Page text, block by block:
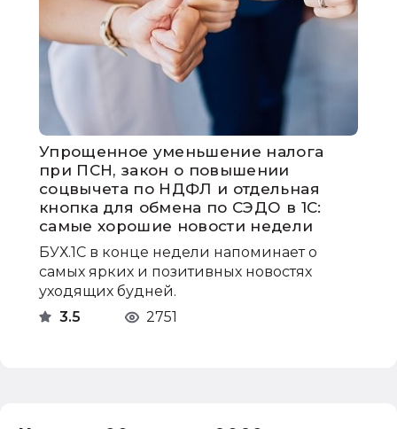
Упрощенное уменьшение налога
при ПСН, закон о повышении
соцвычета по НДФЛ и отдельная
кнопка для обмена по СЭДО в 1С:
самые хорошие новости недели
БУХ.1С в конце недели напоминает о
самых ярких и позитивных новостях
уходящих будней.
3.5
2751